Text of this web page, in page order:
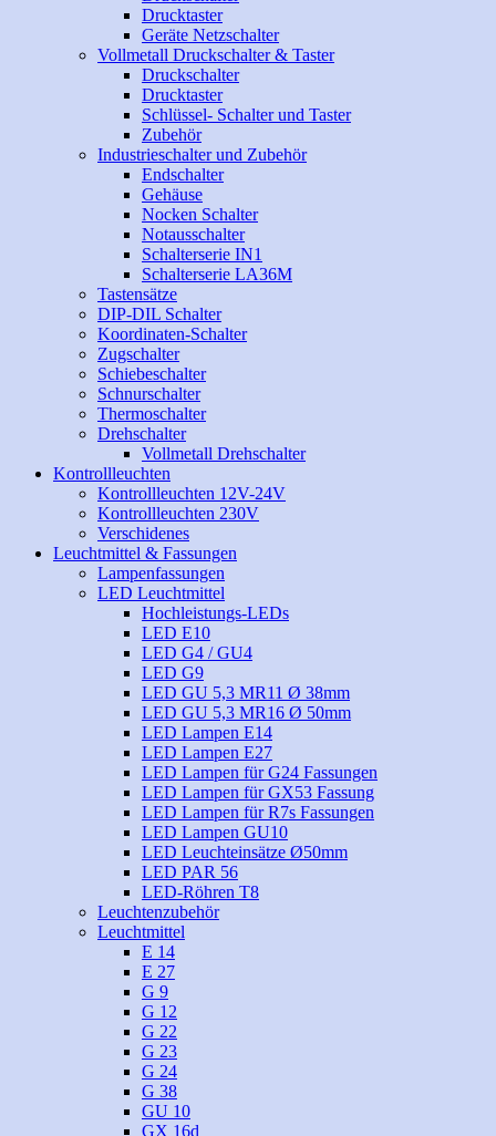
Drucktaster
Geräte Netzschalter
Vollmetall Druckschalter & Taster
Druckschalter
Drucktaster
Schlüssel- Schalter und Taster
Zubehör
Industrieschalter und Zubehör
Endschalter
Gehäuse
Nocken Schalter
Notausschalter
Schalterserie IN1
Schalterserie LA36M
Tastensätze
DIP-DIL Schalter
Koordinaten-Schalter
Zugschalter
Schiebeschalter
Schnurschalter
Thermoschalter
Drehschalter
Vollmetall Drehschalter
Kontrollleuchten
Kontrollleuchten 12V-24V
Kontrollleuchten 230V
Verschidenes
Leuchtmittel & Fassungen
Lampenfassungen
LED Leuchtmittel
Hochleistungs-LEDs
LED E10
LED G4 / GU4
LED G9
LED GU 5,3 MR11 Ø 38mm
LED GU 5,3 MR16 Ø 50mm
LED Lampen E14
LED Lampen E27
LED Lampen für G24 Fassungen
LED Lampen für GX53 Fassung
LED Lampen für R7s Fassungen
LED Lampen GU10
LED Leuchteinsätze Ø50mm
LED PAR 56
LED-Röhren T8
Leuchtenzubehör
Leuchtmittel
E 14
E 27
G 9
G 12
G 22
G 23
G 24
G 38
GU 10
GX 16d